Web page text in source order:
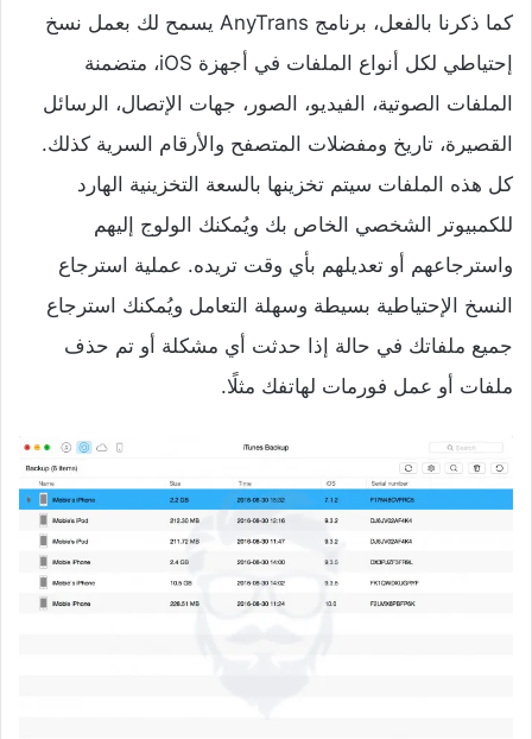
كما ذكرنا بالفعل، برنامج AnyTrans يسمح لك بعمل نسخ
إحتياطي لكل أنواع الملفات في أجهزة iOS، متضمنة
الملفات الصوتية، الفيديو، الصور، جهات الإتصال، الرسائل
القصيرة، تاريخ ومفضلات المتصفح والأرقام السرية كذلك.
كل هذه الملفات سيتم تخزينها بالسعة التخزينية الهارد
للكمبيوتر الشخصي الخاص بك ويُمكنك الولوج إليهم
واسترجاعهم أو تعديلهم بأي وقت تريده. عملية استرجاع
النسخ الإحتياطية بسيطة وسهلة التعامل ويُمكنك استرجاع
جميع ملفاتك في حالة إذا حدثت أي مشكلة أو تم حذف
ملفات أو عمل فورمات لهاتفك مثلًا.